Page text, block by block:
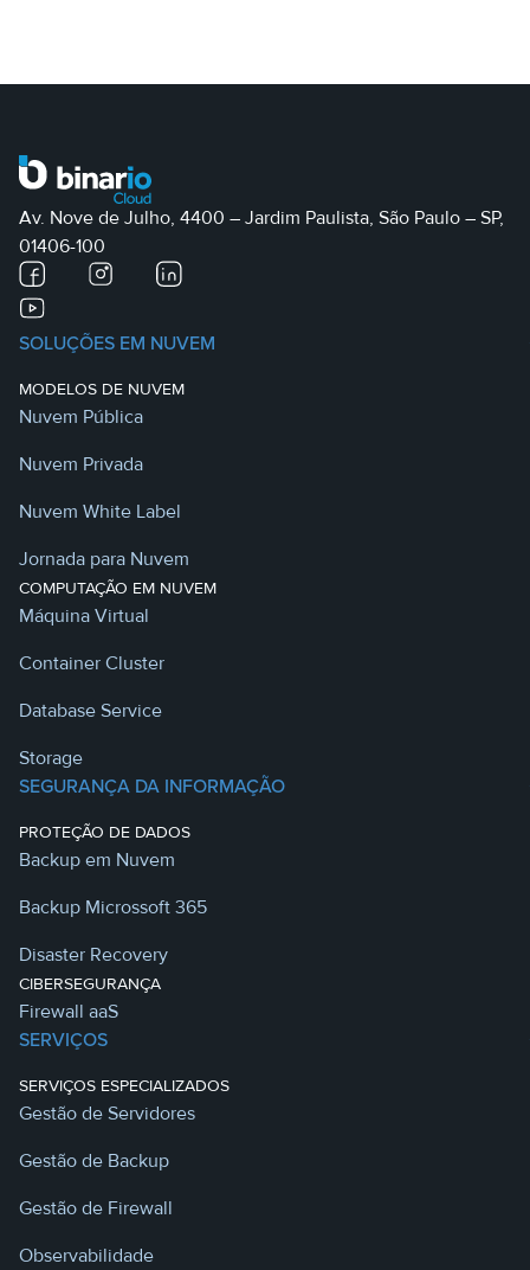
Av. Nove de Julho, 4400 – Jardim Paulista, São Paulo – SP,
01406-100
SOLUÇÕES EM NUVEM
MODELOS DE NUVEM
Nuvem Pública
Nuvem Privada
Nuvem White Label
Jornada para Nuvem
COMPUTAÇÃO EM NUVEM
Máquina Virtual
Container Cluster
Database Service
Storage
SEGURANÇA DA INFORMAÇÃO
PROTEÇÃO DE DADOS
Backup em Nuvem
Backup Microssoft 365
Disaster Recovery
CIBERSEGURANÇA
Firewall aaS
SERVIÇOS
SERVIÇOS ESPECIALIZADOS
Gestão de Servidores
Gestão de Backup
Gestão de Firewall
Observabilidade